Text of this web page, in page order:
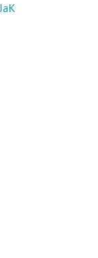
JaK